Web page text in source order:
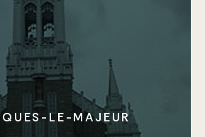
LE-MAJEUR